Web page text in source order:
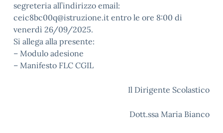
segreteria all’indirizzo email:
ceic8bc00q@istruzione.it entro le ore 8:00 di
venerdì 26/09/2025.
Si allega alla presente:
– Modulo adesione
– Manifesto FLC CGIL
Il Dirigente Scolastico
Dott.ssa Maria Bianco